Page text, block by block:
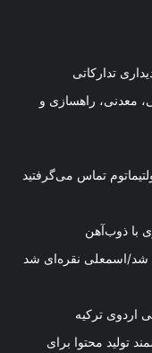
تدارکاتی
معدنی، راهسازی و
تماس می‌گرفتید
با ذوب‌آهن
شد/اسمعلی نقره‌ای شد
اردوی ترکیه
محتوا برای